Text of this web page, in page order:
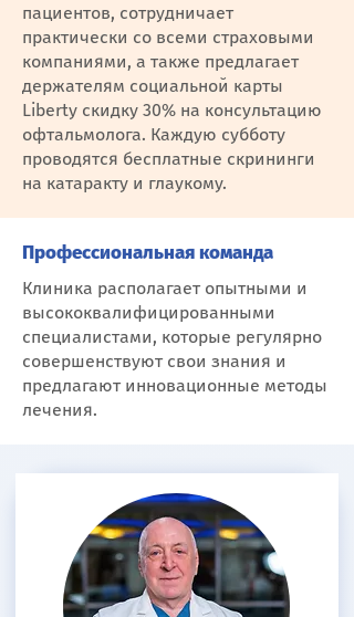
пациентов, сотрудничает
практически со всеми страховыми
компаниями, а также предлагает
держателям социальной карты
Liberty скидку 30% на консультацию
офтальмолога. Каждую субботу
проводятся бесплатные скрининги
на катаракту и глаукому.
Профессиональная команда
Клиника располагает опытными и
высококвалифицированными
специалистами, которые регулярно
совершенствуют свои знания и
предлагают инновационные методы
лечения.